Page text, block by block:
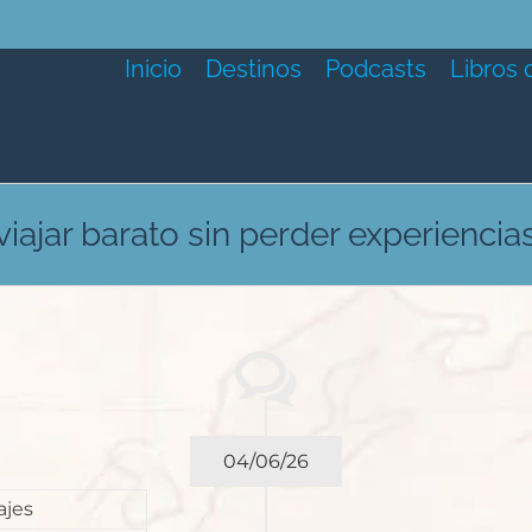
Inicio Destinos Podcasts Libros
barato sin perder
04/06/26